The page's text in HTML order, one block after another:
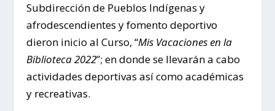
Subdirección de Pueblos Indígenas y
afrodescendientes y fomento deportivo
dieron inicio al Curso, “Mis Vacaciones en la
Biblioteca 2022”; en donde se llevarán a cabo
actividades deportivas así como académicas
y recreativas.